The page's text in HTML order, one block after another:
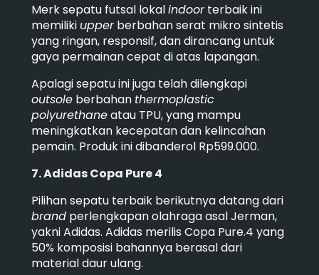
Merk sepatu futsal lokalindoorterbaik ini
memiliki upperberbahan serat mikro sintetis
yang ringan, responsif, dan dirancang untuk
gaya permainan cepat di atas lapangan.
Apalagi sepatu ini juga telah dilengkapi
outsoleberbahan thermoplastic
polyurethaneatau TPU, yang mampu
meningkatkan kecepatan dan kelincahan
pemain. Produk ini dibanderol Rp599.000.
7. Adidas Copa Pure 4
Pilihan sepatu terbaik berikutnya datang dari
brandperlengkapan olahraga asal Jerman,
yakni Adidas. Adidas merilis Copa Pure.4 yang
50% komposisi bahannya berasal dari
material daur ulang.